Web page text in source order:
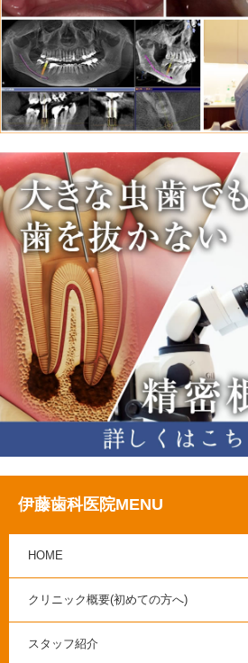
伊藤歯科医院MENU
HOME
クリニック概要(初めての方へ)
スタッフ紹介